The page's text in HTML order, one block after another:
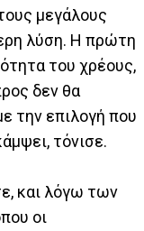
μεγάλους
λύση. Η πρώτη
του χρέους,
δεν θα
την επιλογή που
τόνισε.
και λόγω των
οι